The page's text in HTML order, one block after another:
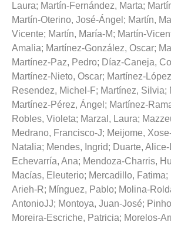
Laura; Martín-Fernández, Marta;
Martín-Oterino, José-Ángel ; Martín,
Vicente; Martín, María-M; Martín-
Amalia; Martínez-González, Oscar;
Martínez-Paz, Pedro; Díaz-Caneja,
Martínez-Nieto, Oscar; Martínez-
Resendez, Michel-F; Martínez, Silvia;
Martínez-Pérez, Ángel ; Martínez-
Robles, Violeta; Marzal, Laura;
Medrano, Francisco-J; Meijome,
Natalia; Mendes, Ingrid; Duarte, Alice-
Echevarría, Ana; Mendoza-Charris,
Macías, Eleuterio; Mercadillo, Fatima;
Arieh-R; Mínguez, Pablo; Molina-
AntonioJJ; Montoya, Juan-José;
Moreira-Escriche, Patricia; Morelos-